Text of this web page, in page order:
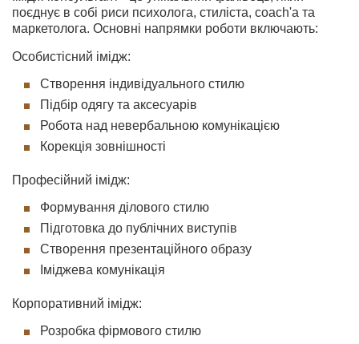
поєднує в собі риси психолога, стиліста, coach'а та
маркетолога. Основні напрямки роботи включають:
Особистісний імідж:
Створення індивідуального стилю
Підбір одягу та аксесуарів
Робота над невербальною комунікацією
Корекція зовнішності
Професійний імідж:
Формування ділового стилю
Підготовка до публічних виступів
Створення презентаційного образу
Іміджева комунікація
Корпоративний імідж:
Розробка фірмового стилю